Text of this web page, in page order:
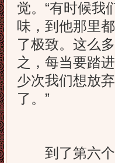
觉。“有时候我
味，到他那里
了极致。这么
之，每当要踏
少次我们想放
了。”
到了第六个